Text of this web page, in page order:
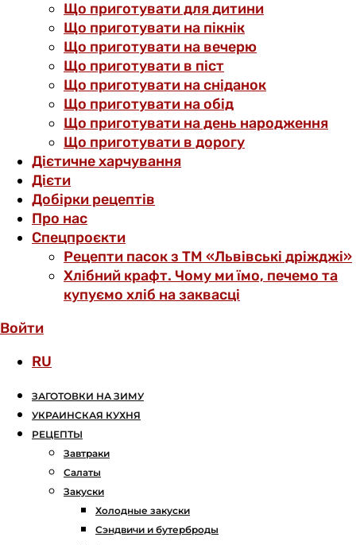
Що приготувати для дитини
Що приготувати на пікнік
Що приготувати на вечерю
Що приготувати в піст
Що приготувати на сніданок
Що приготувати на обід
Що приготувати на день народження
Що приготувати в дорогу
Дієтичне харчування
Дієти
Добірки рецептів
Про нас
Спецпроєкти
Рецепти пасок з ТМ «Львівські дріжджі»
Хлібний крафт. Чому ми їмо, печемо та
купуємо хліб на заквасці
Войти
RU
ЗАГОТОВКИ НА ЗИМУ
УКРАИНСКАЯ КУХНЯ
РЕЦЕПТЫ
Завтраки
Салаты
Закуски
Холодные закуски
Сэндвичи и бутерброды